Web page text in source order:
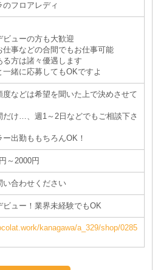
のフロアレディ
ューの方も大歓迎
事などの合間でもお仕事可能
方は諸々優遇します
緒に応募してもOKですよ
などは希望を聞いた上で決めさせて
け…、週1～2日などでもご相談下さ
出勤ももちろんOK！
～2000円
い合わせください
ュー！業界未経験でもOK
kanagawa/a_329/shop/0285